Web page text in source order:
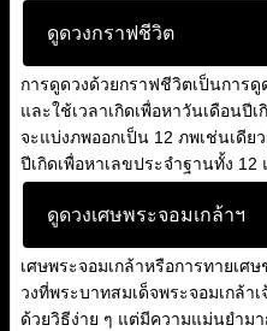
ดูดวงกราฟชีวิต
การดูดวงด้วยกราฟชีวิตเป็นการ
และใช้เวลาเกิดเพื่อหาวันเดือนปี
จะแบ่งภพออกเป็น 12 ภพเช่นเดี
ปีเกิดเพื่อหาเลขประจำฐานทั้ง
ดูดวงเศษพระจอมเกล้าฯ
เศษพระจอมเกล้าหรือการทายเศ
วงที่พระบาทสมเด็จพระจอมเกล้
ด้วยวิธีง่าย ๆ แต่มีความแม่นยำม